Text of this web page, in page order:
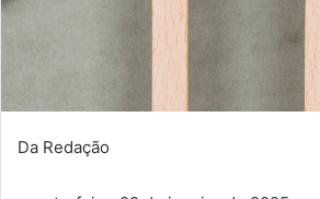
Da Redação